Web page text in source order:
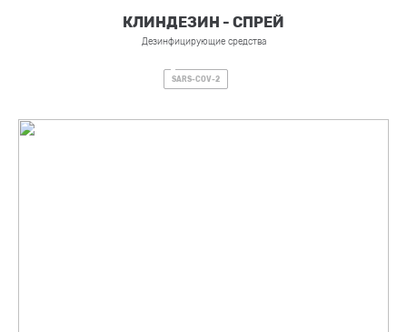
КЛИНДЕЗИН - СПРЕЙ
Дезинфицирующие средства
SARS-COV-2